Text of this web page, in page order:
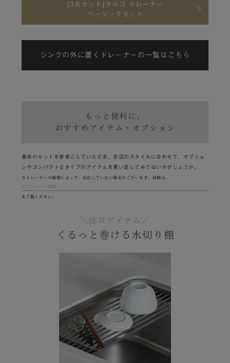
[3点セット]ラルゴ ドレーナー
ベーシックセット
シンクの外に置くドレーナーの一覧はこちら
もっと便利に、
おすすめアイテム・オプション
基本のセットを参考にしていただき、生活のスタイルに合わせて、オプショ
ンやコンパクトなタイプのアイテムを買い足してみてはいかがしょうか。
※ドレーナーの種類によって、対応していない場合がございます。詳細は、
オプション一覧表
をご覧ください。
＼注目アイテム／
くるっと巻ける水切り棚